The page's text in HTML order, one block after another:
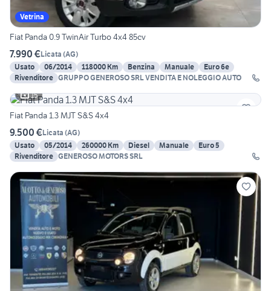
Vetrina
Fiat Panda 0.9 TwinAir Turbo 4x4 85cv
7.990 €Licata (AG)
Usato
06/2014 118000 Km Benzina Manuale
Euro 6e
Rivenditore GRUPPO GENEROSO SRL VENDITA E NOLEGGIO AUTO
15
Fiat Panda 1.3 MJT S&S 4x4
9.500 €Licata (AG)
Usato
05/2014 260000 Km Diesel Manuale
Euro 5
Rivenditore GENEROSO MOTORS SRL